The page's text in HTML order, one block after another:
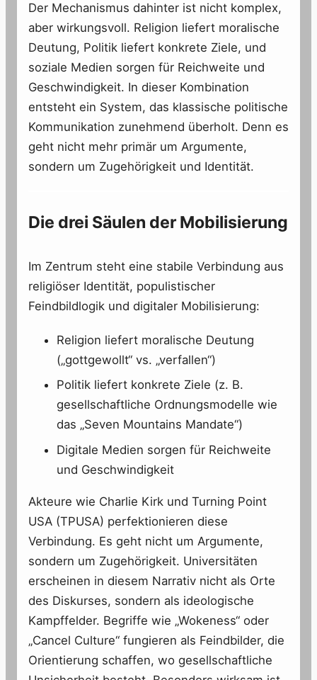
Der Mechanismus dahinter ist nicht komplex,
aber wirkungsvoll. Religion liefert moralische
Deutung, Politik liefert konkrete Ziele, und
soziale Medien sorgen für Reichweite und
Geschwindigkeit. In dieser Kombination
entsteht ein System, das klassische politische
Kommunikation zunehmend überholt. Denn es
geht nicht mehr primär um Argumente,
sondern um Zugehörigkeit und Identität.
Die drei Säulen der Mobilisierung
Im Zentrum steht eine stabile Verbindung aus
religiöser Identität, populistischer
Feindbildlogik und digitaler Mobilisierung:
Religion liefert moralische Deutung
(„gottgewollt“ vs. „verfallen“)
Politik liefert konkrete Ziele (z. B.
gesellschaftliche Ordnungsmodelle wie
das „Seven Mountains Mandate“)
Digitale Medien sorgen für Reichweite
und Geschwindigkeit
Akteure wie Charlie Kirk und Turning Point
USA (TPUSA) perfektionieren diese
Verbindung. Es geht nicht um Argumente,
sondern um Zugehörigkeit. Universitäten
erscheinen in diesem Narrativ nicht als Orte
des Diskurses, sondern als ideologische
Kampffelder. Begriffe wie „Wokeness“ oder
„Cancel Culture“ fungieren als Feindbilder, die
Orientierung schaffen, wo gesellschaftliche